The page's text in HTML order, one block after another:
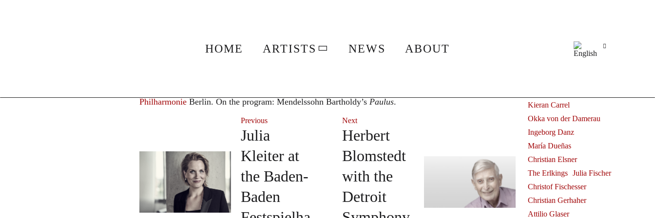
HOME ARTISTS NEWS ABOUT
Kieran Carrel
Philharmonie Berlin. On the program: Mendelssohn Bartholdy’sPaulus.
Previous
Julia
Kleiter at
the Baden-
Baden
Next
Herbert
Blomstedt
with the
Detroit
Herbert Blomstedt
Kieran Carrel
Okka von der Damerau
Ingeborg Danz
María Dueñas
Christian Elsner
The Erlkings
Julia Fischer
Christof Fischesser
Christian Gerhaher
Attilio Glaser